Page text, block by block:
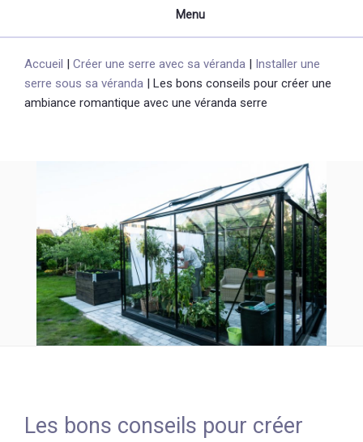
Menu
Accueil | Créer une serre avec sa véranda | Installer une
serre sous sa véranda | Les bons conseils pour créer une
ambiance romantique avec une véranda serre
Les bons conseils pour créer